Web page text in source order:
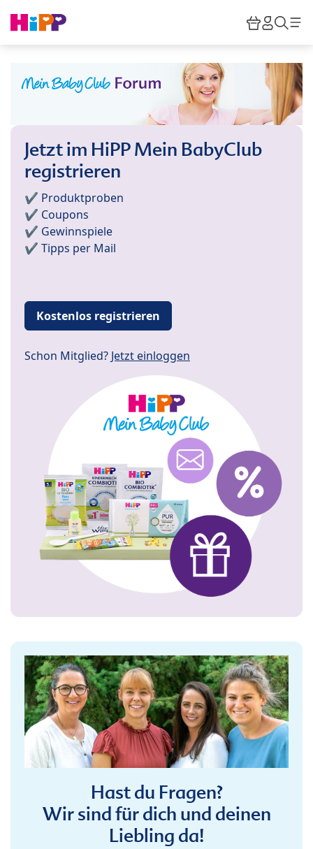
HiPP
Jetzt im HiPP Mein BabyClub
registrieren
✔️ Produktproben
✔️ Coupons
✔️ Gewinnspiele
✔️ Tipps per Mail
Kostenlos registrieren
Schon Mitglied? Jetzt einloggen
Hast du Fragen?
Wir sind für dich und deinen
Liebling da!